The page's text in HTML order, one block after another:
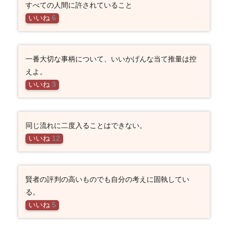
すべての人間に許されていること
いいね 6
一番大切な事柄について、いいかげんな当て推量は控
えよ。
いいね 3
同じ流れに二度入ることはできない。
いいね 12
賢者の評判の高いものでも自分の考えに固執してい
る。
いいね 5